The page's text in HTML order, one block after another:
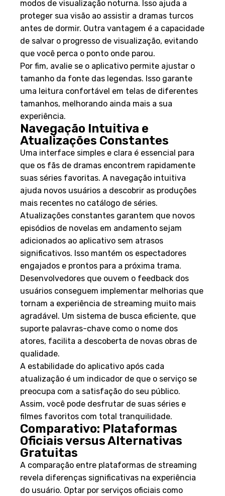
modos de visualização noturna. Isso ajuda a
proteger sua visão ao assistir a dramas turcos
antes de dormir. Outra vantagem é a capacidade
de salvar o progresso de visualização, evitando
que você perca o ponto onde parou.
Por fim, avalie se o aplicativo permite ajustar o
tamanho da fonte das legendas. Isso garante
uma leitura confortável em telas de diferentes
tamanhos, melhorando ainda mais a sua
experiência.
Navegação Intuitiva e
Atualizações Constantes
Uma interface simples e clara é essencial para
que os fãs de dramas encontrem rapidamente
suas séries favoritas. A navegação intuitiva
ajuda novos usuários a descobrir as produções
mais recentes no catálogo de séries.
Atualizações constantes garantem que novos
episódios de novelas em andamento sejam
adicionados ao aplicativo sem atrasos
significativos. Isso mantém os espectadores
engajados e prontos para a próxima trama.
Desenvolvedores que ouvem o feedback dos
usuários conseguem implementar melhorias que
tornam a experiência de streaming muito mais
agradável. Um sistema de busca eficiente, que
suporte palavras-chave como o nome dos
atores, facilita a descoberta de novas obras de
qualidade.
A estabilidade do aplicativo após cada
atualização é um indicador de que o serviço se
preocupa com a satisfação do seu público.
Assim, você pode desfrutar de suas séries e
filmes favoritos com total tranquilidade.
Comparativo: Plataformas
Oficiais versus Alternativas
Gratuitas
A comparação entre plataformas de streaming
revela diferenças significativas na experiência
do usuário. Optar por serviços oficiais como